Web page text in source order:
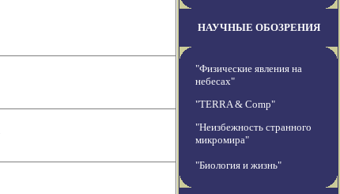
НАУЧНЫЕ ОБОЗРЕНИЯ
"Физические явления на
небесах"
"TERRA & Comp"
"Неизбежность странного
микромира"
"Биология и жизнь"